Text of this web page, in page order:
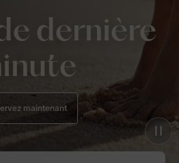
dernière
maintenant